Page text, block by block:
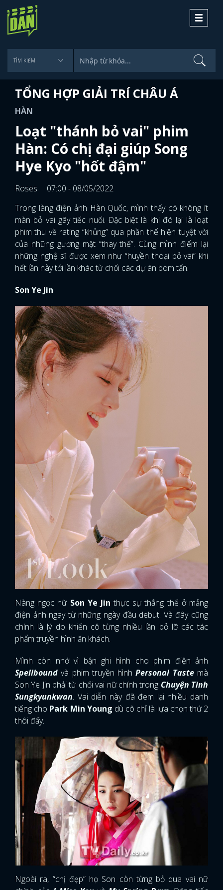
Toggle
TỔNG HỢP GIẢI TRÍ CHÂU Á
HÀN
Loạt "thánh bỏ vai" phim
Hàn: Có chị đại giúp Song
Hye Kyo "hốt đậm"
Roses
07:00 - 08/05/2022
Trong làng điện ảnh Hàn Quốc, mình thấy có không ít
màn bỏ vai gây tiếc nuối. Đặc biệt là khi đó lại là loạt
phim thu về rating “khủng” qua phần thể hiện tuyệt vời
của những gương mặt “thay thế”. Cùng mình điểm lại
những nghệ sĩ được xem như “huyền thoại bỏ vai” khi
hết lần này tới lần khác từ chối các dự án bom tấn.
Son Ye Jin
Nàng ngọc nữ Son Ye Jin thực sự thắng thế ở mảng
điện ảnh ngay từ những ngày đầu debut. Và đây cũng
chính là lý do khiến cô từng nhiều lần bỏ lỡ các tác
phẩm truyền hình ăn khách.
Mình còn nhớ vì bận ghi hình cho phim điện ảnh
Spellbound và phim truyền hìnhPersonal Taste mà
Son Ye Jin phải từ chối vai nữ chính trong Chuyện Tình
Sungkyunkwan. Vai diễn này đã đem lại nhiều danh
tiếng cho Park Min Young dù cô chỉ là lựa chọn thứ 2
thôi đấy.
Ngoài ra, “chị đẹp” họ Son còn từng bỏ qua vai nữ